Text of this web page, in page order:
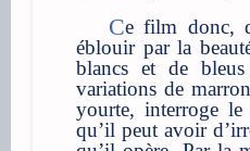
Ce film donc, qui ne manquera pas de nous
éblouir par la
blancs et de
variations de
yourte, interroge le
qu’il peut avoir